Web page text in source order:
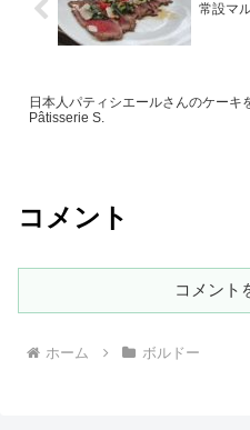
常設マ
日本人パティシエールさんのケーキ
Pâtisserie S.
コメント
コメント
ホーム ボルドー